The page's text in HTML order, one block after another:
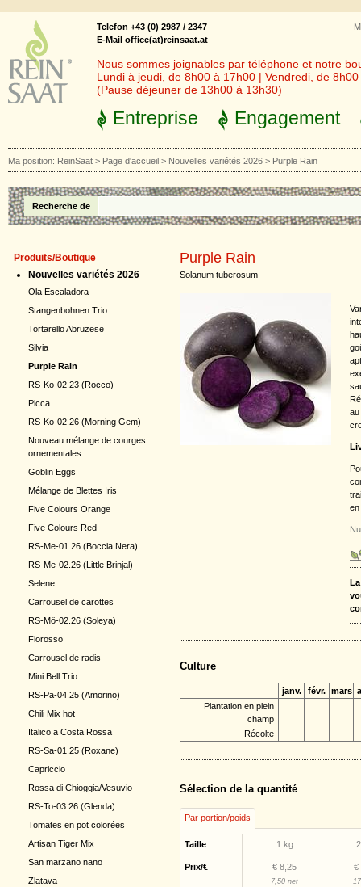
Telefon +43 (0) 2987 / 2347
E-Mail office(at)reinsaat.at
Nous sommes joignables par téléphone et notre
Lundi à jeudi, de 8h00 à 17h00 | Vendredi, de
(Pause déjeuner de 13h00 à 13h30)
Entreprise Engagement
Ma position: ReinSaat > Page d'accueil > Nouvelles variétés 2026 > Purple Rain
Recherche de
Produits/Boutique
Nouvelles variétés 2026
Ola Escaladora
Stangenbohnen Trio
Tortarello Abruzese
Silvia
Purple Rain
RS-Ko-02.23 (Rocco)
Picca
RS-Ko-02.26 (Morning Gem)
Nouveau mélange de courges
ornementales
Goblin Eggs
Mélange de Blettes Iris
Five Colours Orange
Five Colours Red
RS-Me-01.26 (Boccia Nera)
RS-Me-02.26 (Little Brinjal)
Selene
Carrousel de carottes
RS-Mö-02.26 (Soleya)
Fiorosso
Carrousel de radis
Mini Bell Trio
RS-Pa-04.25 (Amorino)
Chili Mix hot
Italico a Costa Rossa
RS-Sa-01.25 (Roxane)
Capriccio
Rossa di Chioggia/Vesuvio
RS-To-03.26 (Glenda)
Tomates en pot colorées
Artisan Tiger Mix
San marzano nano
Zlatava
Purple Rain
Solanum tuberosum
au
Culture
janv. févr. mars
Plantation en plein
champ
Récolte
Sélection de la quantité
Par portion/poids
Taille 1 kg
Prix/€ € 8,25 €
7,50 net